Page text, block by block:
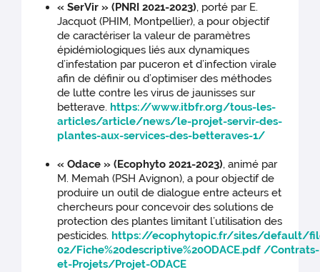
« SerVir » (PNRI 2021-2023), porté par E.
Jacquot (PHIM, Montpellier), a pour objectif
de caractériser la valeur de paramètres
épidémiologiques liés aux dynamiques
d’infestation par puceron et d’infection virale
afin de définir ou d’optimiser des méthodes
de lutte contre les virus de jaunisses sur
betterave. https://www.itbfr.org/tous-les-
articles/article/news/le-projet-servir-des-
plantes-aux-services-des-betteraves-1/
« Odace » (Ecophyto 2021-2023), animé par
M. Memah (PSH Avignon), a pour objectif de
produire un outil de dialogue entre acteurs et
chercheurs pour concevoir des solutions de
protection des plantes limitant l’utilisation des
pesticides. https://ecophytopic.fr/sites/default/
02/Fiche%20descriptive%20ODACE.pdf /Contrats-
et-Projets/Projet-ODACE